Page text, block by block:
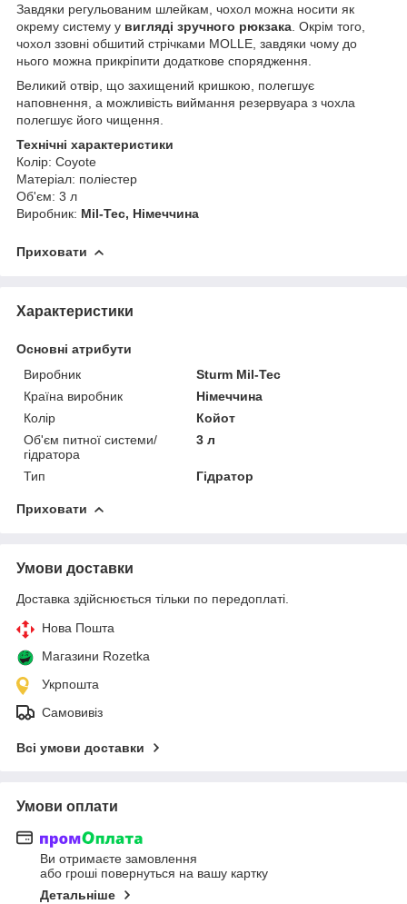
Завдяки регульованим шлейкам, чохол можна носити як
окрему систему у вигляді зручного рюкзака . Окрім того,
чохол ззовні обшитий стрічками MOLLE, завдяки чому до
нього можна прикріпити додаткове спорядження.
Великий отвір, що захищений кришкою, полегшує
наповнення, а можливість виймання резервуара з чохла
полегшує його чищення.
Технічні характеристики
Колір: Coyote
Матеріал: поліестер
Об'єм: 3 л
Виробник: Mil-Tec, Німеччина
Приховати
Характеристики
Основні атрибути
Виробник
Sturm Mil-Tec
Країна виробник
Німеччина
Колір
Койот
Об'єм питної системи/
гідратора
3 л
Тип Гідратор
Приховати
Умови доставки
Доставка здійснюється тільки по передоплаті.
Нова Пошта
Магазини Rozetka
Укрпошта
Самовивіз
Всі умови доставки
Умови оплати
Ви отримаєте замовлення
або гроші повернуться на вашу картку
Детальніше